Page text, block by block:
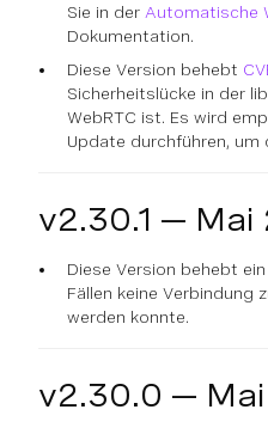
Sie in der Automatische
Dokumentation.
Diese Version behebt
Sicherheitslücke in der
WebRTC ist. Es wird
Update durchführen, um
v2.30.1 — Mai
Diese Version behebt
Fällen keine Verbindung
werden konnte.
v2.30.0 —